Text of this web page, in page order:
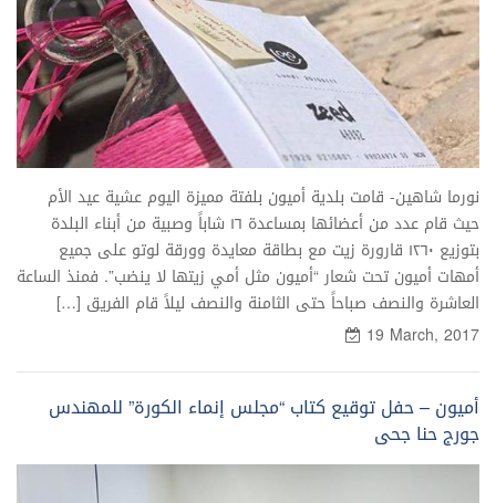
نورما شاهين- قامت بلدية أميون بلفتة مميزة اليوم عشية عيد الأم
حيث قام عدد من أعضائها بمساعدة ۱٦ شاباً وصبية من أبناء البلدة
بتوزيع ۱٢٦۰ قارورة زيت مع بطاقة معايدة وورقة لوتو على جميع
أمهات أميون تحت شعار “أميون مثل أمي زيتها لا ينضب”. فمنذ الساعة
العاشرة والنصف صباحاً حتى الثامنة والنصف ليلاً قام الفريق […]
19 March, 2017
أميون – حفل توقيع كتاب “مجلس إنماء الكورة” للمهندس
جورج حنا جحى